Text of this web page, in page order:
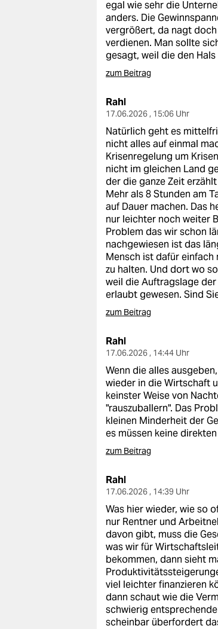
egal wie sehr die
anders. Die
vergrößert, da nagt
verdienen. Man sollte
gesagt, weil die den
zum Beitrag
Rahl
17.06.2026 , 15:06 Uhr
Natürlich geht es
nicht alles auf einmal
Krisenregelung um
nicht im gleichen Land
der die ganze Zeit
Mehr als 8 Stunden am
auf Dauer machen. Das
nur leichter noch weiter
Problem das wir schon
nachgewiesen ist das
Mensch ist dafür
zu halten. Und dort wo
weil die Auftragslage
erlaubt gewesen. Sind
zum Beitrag
Rahl
17.06.2026 , 14:44 Uhr
Wenn die alles
wieder in die Wirtschaft
keinster Weise von
"rauszuballern". Das
kleinen Minderheit der
es müssen keine
zum Beitrag
Rahl
17.06.2026 , 14:39 Uhr
Was hier wieder, wie so
nur Rentner und
davon gibt, muss die
was wir für
bekommen, dann sieht
viel leichter finanzieren
dann schaut wie die
schwierig
scheinbar überfordert